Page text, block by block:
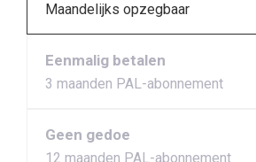
Maandelijks opzegbaar
Eenmalig betalen
3 maanden PAL-abonnement
Geen gedoe
12 maanden PAL-abonnement